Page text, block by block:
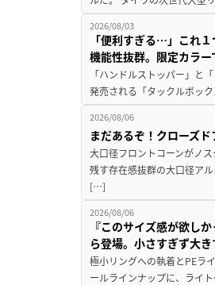
2026/08/03
「便利すぎる…」これ
機能性抜群。限定カラー
「ハンドルストッパー」と
発売される「タックルボッ
2026/08/06
まだあるぞ！クローズ
大口径フロントコーンがノ
残す存在感抜群の大口径ア
[…]
2026/08/06
『このサイズ感が欲し
ら登場。小さすぎず大き
極小リングへの執着とPEラ
ールラインナップに、ライ